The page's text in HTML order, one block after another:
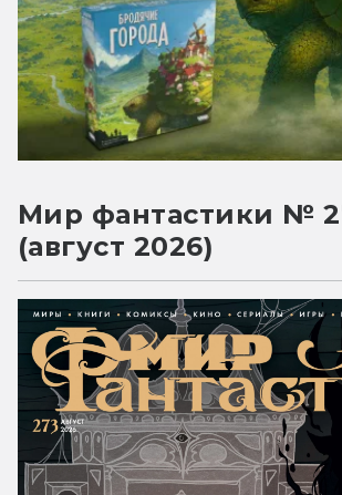
Мир фантастики №
(август 2026)